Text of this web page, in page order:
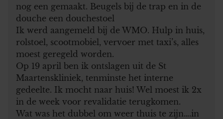
nog een gemaakt. Beugels bij de trap en in de
douche een douchestoel
Ik werd aangemeld bij de WMO. Hulp in huis,
rolstoel, scootmobiel, vervoer met taxi’s, alles
moest geregeld worden.
Op 19 april ben ik ontslagen uit de St
Maartenskliniek, tenminste het interne
gedeelte. Ik mocht naar huis! Wel moest ik 2x
in de week voor revalidatie terugkomen.
Wat was het dubbel om weer thuis te zijn….in